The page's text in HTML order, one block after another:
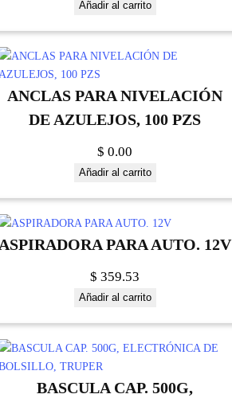
Añadir al carrito
ANCLAS PARA NIVELACIÓN
DE AZULEJOS, 100 PZS
$ 0.00
Añadir al carrito
PARA AUTO. 12V
$ 359.53
Añadir al carrito
BASCULA CAP. 500G,